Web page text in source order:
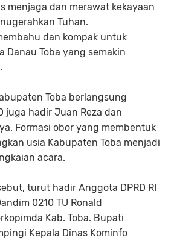
menjaga dan merawat kekayaan
Tuhan.
dan kompak untuk
Danau Toba yang semakin
Toba berlangsung
juga hadir Juan Reza dan
Formasi obor yang membentuk
usia Kabupaten Toba menjadi
acara.
turut hadir Anggota DPRD RI
0210 TU Ronald
Kab. Toba. Bupati
Kepala Dinas Kominfo